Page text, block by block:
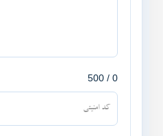
0 / 500